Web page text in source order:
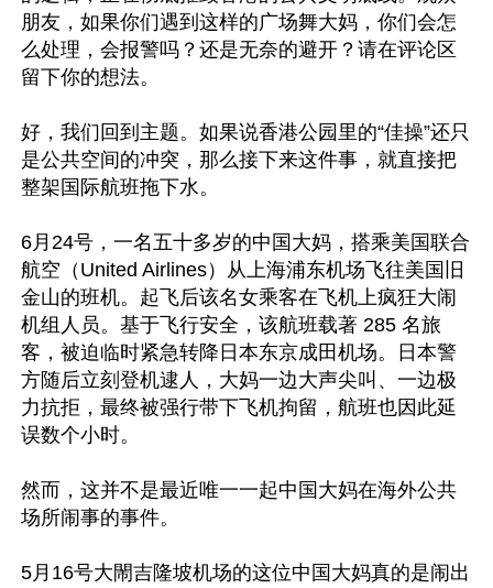
朋友，如果你们遇到这样的广场舞大妈，你们会怎
么处理，会报警吗？还是无奈的避开？请在评论区
留下你的想法。
好，我们回到主题。如果说香港公园里的“佳操”还只
是公共空间的冲突，那么接下来这件事，就直接把
整架国际航班拖下水。
6月24号，一名五十多岁的中国大妈，搭乘美国联合
航空（United Airlines）从上海浦东机场飞往美国旧
金山的班机。起飞后该名女乘客在飞机上疯狂大闹
机组人员。基于飞行安全，该航班载著 285 名旅
客，被迫临时紧急转降日本东京成田机场。日本警
方随后立刻登机逮人，大妈一边大声尖叫、一边极
力抗拒，最终被强行带下飞机拘留，航班也因此延
误数个小时。
然而，这并不是最近唯一一起中国大妈在海外公共
场所闹事的事件。
5月16号大閙吉隆坡机场的这位中国大妈真的是闹出